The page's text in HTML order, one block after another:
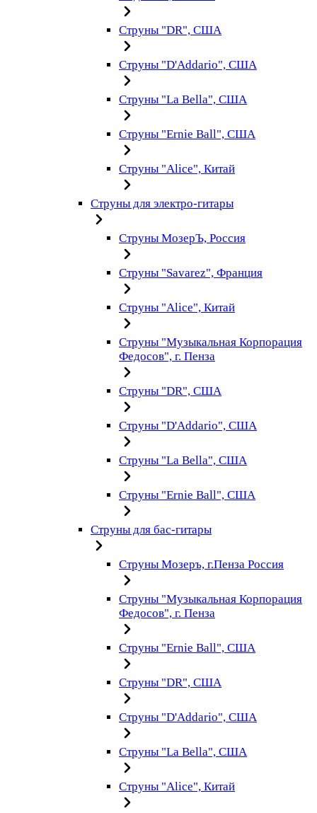
Струны "DR", США
Струны "D'Addario", США
Струны "La Bella", США
Струны "Ernie Ball", США
Струны "Alice", Китай
Струны для электро-гитары
Струны МозерЪ, Россия
Струны "Savarez", Франция
Струны "Alice", Китай
Струны "Музыкальная Корпорация
Федосов", г. Пенза
Струны "DR", США
Струны "D'Addario", США
Струны "La Bella", США
Струны "Ernie Ball", США
Струны для бас-гитары
Струны Мозеръ, г.Пенза Россия
Струны "Музыкальная Корпорация
Федосов", г. Пенза
Струны "Ernie Ball", США
Струны "DR", США
Струны "D'Addario", США
Струны "La Bella", США
Струны "Alice", Китай